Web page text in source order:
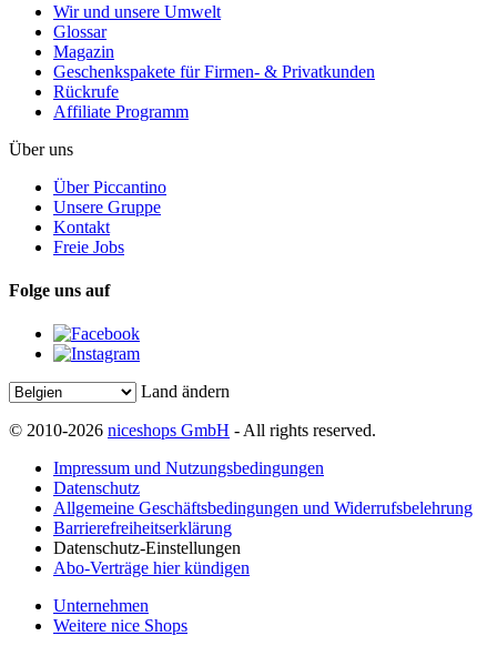
Wir und unsere Umwelt
Glossar
Magazin
Geschenkspakete für Firmen- & Privatkunden
Rückrufe
Affiliate Programm
Über uns
Über Piccantino
Unsere Gruppe
Kontakt
Freie Jobs
Folge uns auf
Land ändern
© 2010-2026 niceshops GmbH - All rights reserved.
Impressum und Nutzungsbedingungen
Datenschutz
Allgemeine Geschäftsbedingungen und Widerrufsbelehrung
Barrierefreiheitserklärung
Datenschutz-Einstellungen
Abo-Verträge hier kündigen
Unternehmen
Weitere nice Shops